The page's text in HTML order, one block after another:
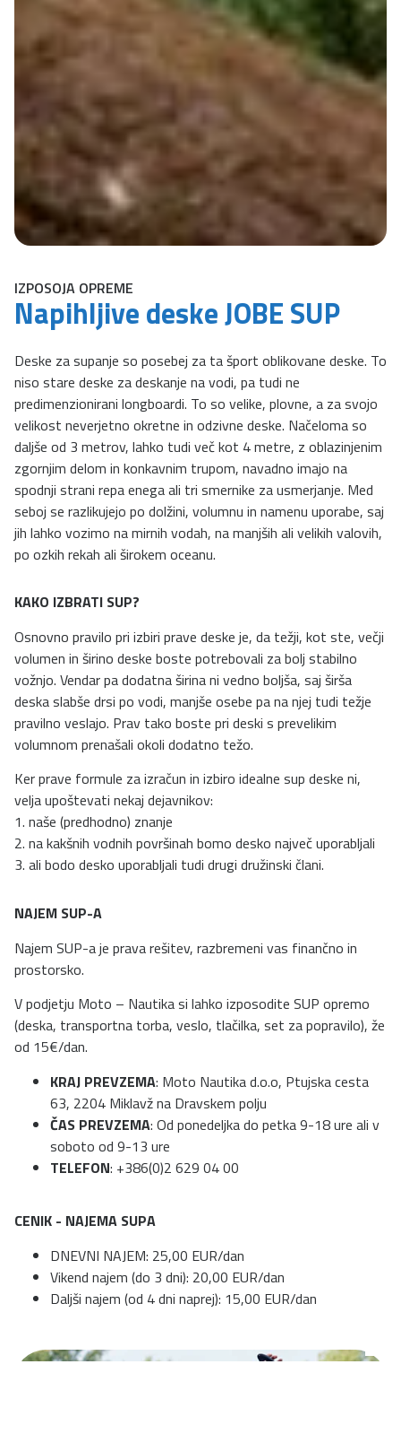
IZPOSOJA OPREME
Napihljive deske JOBE SUP
Deske za supanje so posebej za ta šport oblikovane deske. To
niso stare deske za deskanje na vodi, pa tudi ne
predimenzionirani longboardi. To so velike, plovne, a za svojo
velikost neverjetno okretne in odzivne deske. Načeloma so
daljše od 3 metrov, lahko tudi več kot 4 metre, z oblazinjenim
zgornjim delom in konkavnim trupom, navadno imajo na
spodnji strani repa enega ali tri smernike za usmerjanje. Med
seboj se razlikujejo po dolžini, volumnu in namenu uporabe, saj
jih lahko vozimo na mirnih vodah, na manjših ali velikih valovih,
po ozkih rekah ali širokem oceanu.
KAKO IZBRATI SUP?
Osnovno pravilo pri izbiri prave deske je, da težji, kot ste, večji
volumen in širino deske boste potrebovali za bolj stabilno
vožnjo. Vendar pa dodatna širina ni vedno boljša, saj širša
deska slabše drsi po vodi, manjše osebe pa na njej tudi težje
pravilno veslajo. Prav tako boste pri deski s prevelikim
volumnom prenašali okoli dodatno težo.
Ker prave formule za izračun in izbiro idealne sup deske ni,
velja upoštevati nekaj dejavnikov:
1. naše (predhodno) znanje
2. na kakšnih vodnih površinah bomo desko največ uporabljali
3. ali bodo desko uporabljali tudi drugi družinski člani.
NAJEM SUP-A
Najem SUP-a je prava rešitev, razbremeni vas finančno in
prostorsko.
V podjetju Moto – Nautika si lahko izposodite SUP opremo
(deska, transportna torba, veslo, tlačilka, set za popravilo), že
od 15€/dan.
KRAJ PREVZEMA: Moto Nautika d.o.o, Ptujska cesta
63, 2204 Miklavž na Dravskem polju
ČAS PREVZEMA: Od ponedeljka do petka 9-18 ure ali v
soboto od 9-13 ure
TELEFON: +386(0)2 629 04 00
CENIK - NAJEMA SUPA
DNEVNI NAJEM: 25,00 EUR/dan
Vikend najem (do 3 dni): 20,00 EUR/dan
Daljši najem (od 4 dni naprej): 15,00 EUR/dan